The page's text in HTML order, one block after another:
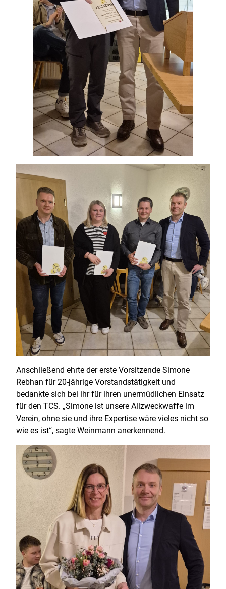
Anschließend ehrte der erste Vorsitzende Simone
Rebhan für 20-jährige Vorstandstätigkeit und
bedankte sich bei ihr für ihren unermüdlichen Einsatz
für den TCS. „Simone ist unsere Allzweckwaffe im
Verein, ohne sie und ihre Expertise wäre vieles nicht so
wie es ist“, sagte Weinmann anerkennend.